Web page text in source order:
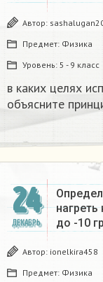
Автор:
Предмет: Физика
Уровень: 5 - 9 класс
в каких целях
объясните
24
ДЕКАБРЬ
до -10
Автор: ionelkira458
Предмет: Физика